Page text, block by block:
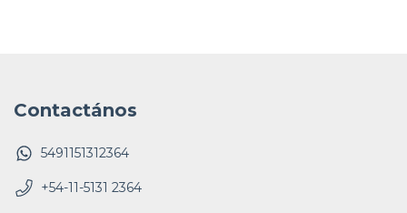
Contactános
5491151312364
+54-11-5131 2364